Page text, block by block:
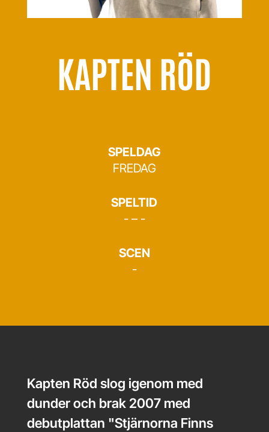
KAPTEN RÖD
SPELDAG
FREDAG
SPELTID
- – -
SCEN
-
Kapten Röd slog igenom med
dunder och brak 2007 med
debutplattan "Stjärnorna Finns